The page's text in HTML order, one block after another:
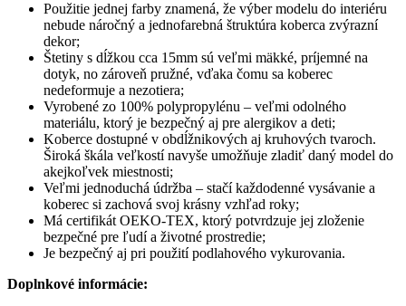
Použitie jednej farby znamená, že výber modelu do interiéru
nebude náročný a jednofarebná štruktúra koberca zvýrazní
dekor;
Štetiny s dĺžkou cca 15mm sú veľmi mäkké, príjemné na
dotyk, no zároveň pružné, vďaka čomu sa koberec
nedeformuje a nezotiera;
Vyrobené zo 100% polypropylénu – veľmi odolného
materiálu, ktorý je bezpečný aj pre alergikov a deti;
Koberce dostupné v obdĺžnikových aj kruhových tvaroch.
Široká škála veľkostí navyše umožňuje zladiť daný model do
akejkoľvek miestnosti;
Veľmi jednoduchá údržba – stačí každodenné vysávanie a
koberec si zachová svoj krásny vzhľad roky;
Má certifikát OEKO-TEX, ktorý potvrdzuje jej zloženie
bezpečné pre ľudí a životné prostredie;
Je bezpečný aj pri použití podlahového vykurovania.
Doplnkové informácie: